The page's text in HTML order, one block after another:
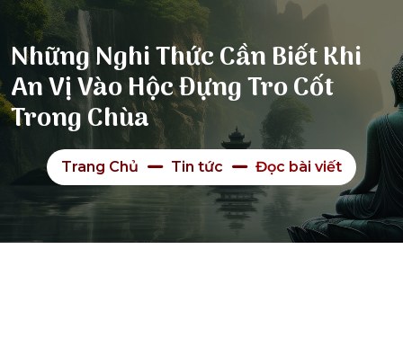
Những Nghi Thức Cần Biết Khi
An Vị Vào Hộc Đựng Tro Cốt
Trong Chùa
Trang Chủ Tin tức Đọc bài viết